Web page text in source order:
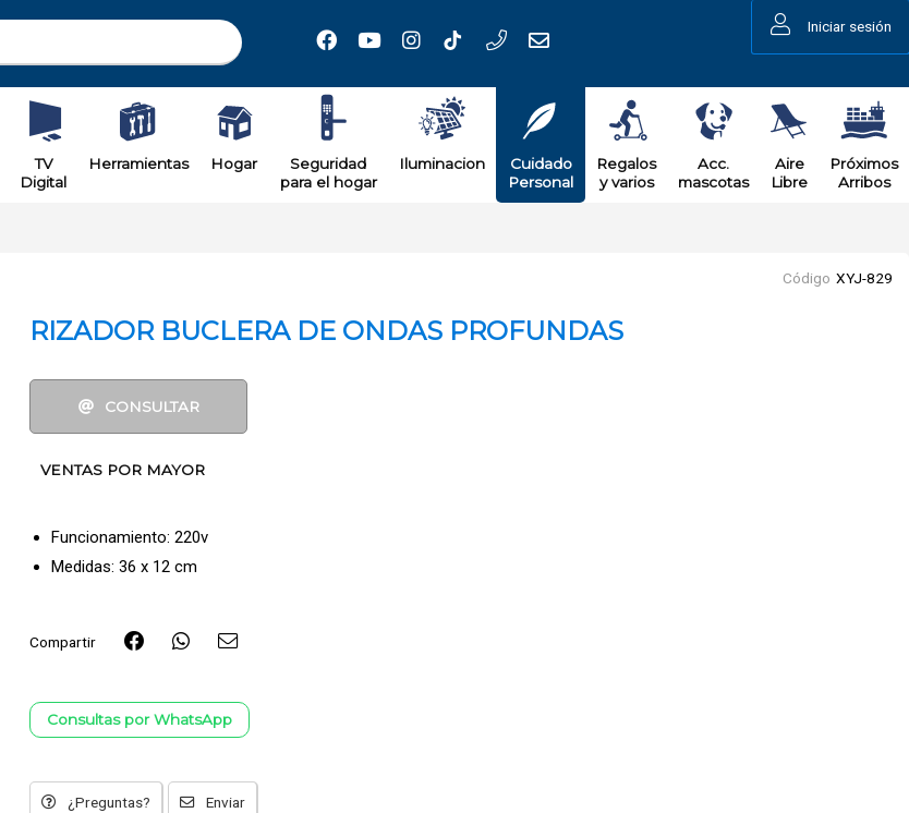
Iniciar sesión
TV
Digital
Herramientas Hogar
Seguridad
para el hogar
Iluminacion
Cuidado
Personal
Regalos
y varios
Acc.
mascotas
Aire
Libre
Próximos
Arribos
Código XYJ-829
RIZADOR BUCLERA DE ONDAS PROFUNDAS
CONSULTAR
VENTAS POR MAYOR
Funcionamiento: 220v
Medidas: 36 x 12 cm
Compartir
Consultas por WhatsApp
¿Preguntas? Enviar